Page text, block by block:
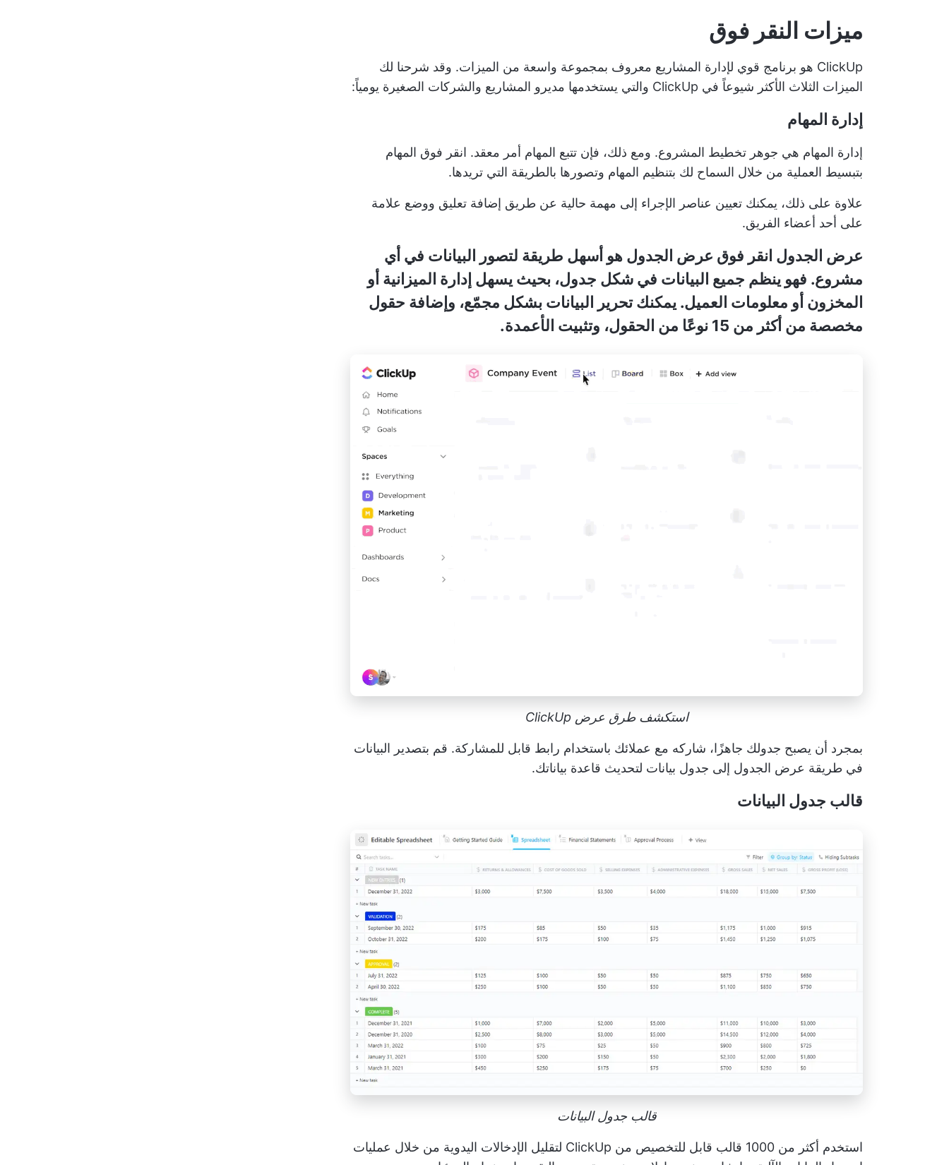
ميزات النقر فوق
ClickUp هو برنامج قوي لإدارة المشاريع معروف بمجموعة واسعة من الميزات. وقد شرحنا لك
الميزات الثلاث الأكثر شيوعاً في ClickUp والتي يستخدمها مديرو المشاريع والشركات الصغيرة يومياً:
إدارة المهام
إدارة المهام هي جوهر تخطيط المشروع. ومع ذلك، فإن تتبع المهام أمر معقد. انقر فوق المهام
بتبسيط العملية من خلال السماح لك بتنظيم المهام وتصورها بالطريقة التي تريدها.
علاوة على ذلك، يمكنك تعيين عناصر الإجراء إلى مهمة حالية عن طريق إضافة تعليق ووضع علامة
على أحد أعضاء الفريق.
عرض الجدول انقر فوق عرض الجدول هو أسهل طريقة لتصور البيانات في أي
مشروع. فهو ينظم جميع البيانات في شكل جدول، بحيث يسهل إدارة الميزانية أو
المخزون أو معلومات العميل. يمكنك تحرير البيانات بشكل مجمّع، وإضافة حقول
مخصصة من أكثر من 15 نوعًا من الحقول، وتثبيت الأعمدة.
استكشف طرق عرض ClickUp
بمجرد أن يصبح جدولك جاهزًا، شاركه مع عملائك باستخدام رابط قابل للمشاركة. قم بتصدير البيانات
في طريقة عرض الجدول إلى جدول بيانات لتحديث قاعدة بياناتك.
قالب جدول البيانات
قالب جدول البيانات
استخدم أكثر من 1000 قالب قابل للتخصيص من ClickUp لتقليل الإدخالات اليدوية من خلال عمليات